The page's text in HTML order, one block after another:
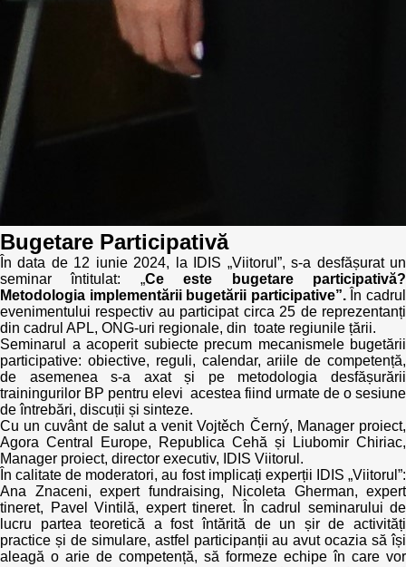
Bugetare Participativă
În data de 12 iunie 2024, la IDIS „Viitorul”, s-a desfășurat un
seminar întitulat: „Ce este bugetare participativă?
Metodologia implementării bugetării participative”. În cadrul
evenimentului respectiv au participat circa 25 de reprezentanți
din cadrul APL, ONG-uri regionale, din toate regiunile țării.
Seminarul a acoperit subiecte precum mecanismele bugetării
participative: obiective, reguli, calendar, ariile de competență,
de asemenea s-a axat și pe metodologia desfășurării
trainingurilor BP pentru elevi acestea fiind urmate de o sesiune
de întrebări, discuții și sinteze.
Cu un cuvânt de salut a venit Vojtěch Černý, Manager proiect,
Agora Central Europe, Republica Cehă și Liubomir Chiriac,
Manager proiect, director executiv, IDIS Viitorul.
În calitate de moderatori, au fost implicați experții IDIS „Viitorul”:
Ana Znaceni, expert fundraising, Nicoleta Gherman, expert
tineret, Pavel Vintilă, expert tineret. În cadrul seminarului de
lucru partea teoretică a fost întărită de un șir de activități
practice și de simulare, astfel participanții au avut ocazia să își
aleagă o arie de competență, să formeze echipe în care vor